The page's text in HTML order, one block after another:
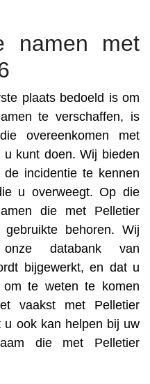
namen met
plaats bedoeld is om
te verschaffen, is
overeenkomen met
kunt doen. Wij bieden
incidentie te kennen
u overweegt. Op die
die met Pelletier
behoren. Wij
databank van
bijgewerkt, en dat u
te weten te komen
vaakst met Pelletier
u ook kan helpen bij uw
die met Pelletier